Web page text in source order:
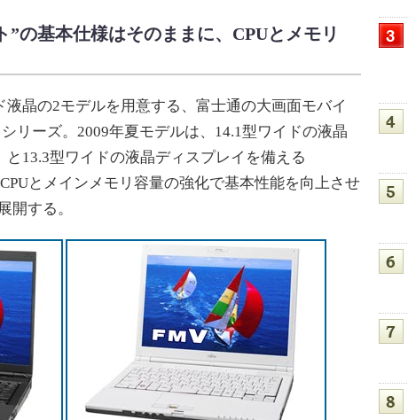
”の基本仕様はそのままに、CPUとメモリ
晶の2モデルを用意する、富士通の大画面モバイ
リーズ。2009年夏モデルは、14.1型ワイドの液晶
13.3型ワイドの液晶ディスプレイを備える
とメインメモリ容量の強化で基本性能を向上させ
開する。